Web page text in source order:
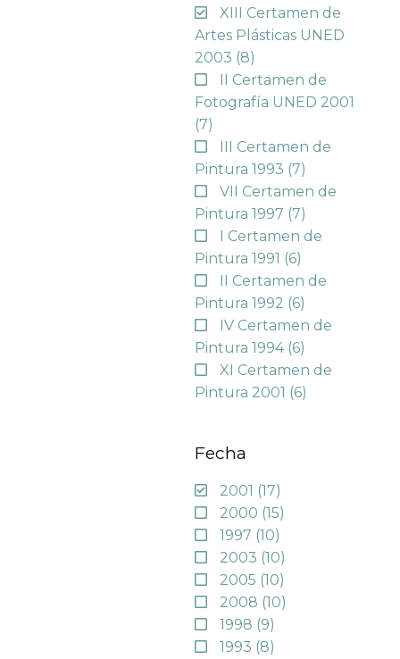
XIII Certamen de
Artes Plásticas UNED
2003 (8)
II Certamen de
Fotografía UNED 2001
(7)
III Certamen de
Pintura 1993 (7)
VII Certamen de
Pintura 1997 (7)
I Certamen de
Pintura 1991 (6)
II Certamen de
Pintura 1992 (6)
IV Certamen de
Pintura 1994 (6)
XI Certamen de
Pintura 2001 (6)
Fecha
2001 (17)
2000 (15)
1997 (10)
2003 (10)
2005 (10)
2008 (10)
1998 (9)
1993 (8)